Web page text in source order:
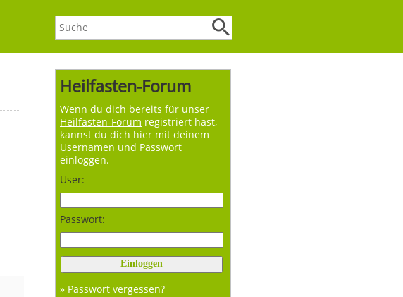
Heilfasten-Forum
Wenn du dich bereits für unser
Heilfasten-Forum registriert hast,
kannst du dich hier mit deinem
Usernamen und Passwort
einloggen.
User:
Passwort:
» Passwort vergessen?